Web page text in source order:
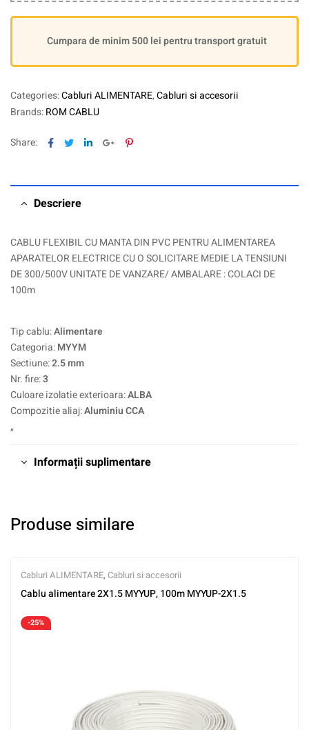
Cumpara de minim 500 lei pentru transport gratuit
Categories:Cabluri ALIMENTARE,Cabluri si accesorii
Brands:ROM CABLU
Share: Facebook
TwitterLinkedinGoogle+Pinterest
Descriere
CABLU FLEXIBIL CU MANTA DIN PVC PENTRU ALIMENTAREA
APARATELOR ELECTRICE CU O SOLICITARE MEDIE LA TENSIUNI
DE 300/500V UNITATE DE VANZARE/ AMBALARE : COLACI DE
100m
Tip cablu:Alimentare
Categoria:MYYM
Sectiune:2.5 mm
Nr. fire:3
Culoare izolatie exterioara:ALBA
Compozitie aliaj:Aluminiu CCA
„
Informații suplimentare
Produse similare
Cabluri ALIMENTARE, Cabluri si accesorii
Cablu alimentare 2X1.5 MYYUP, 100m MYYUP-2X1.5
-25%